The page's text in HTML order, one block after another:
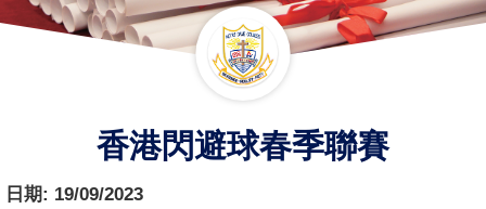
香港閃避球春季聯賽
日期: 19/09/2023